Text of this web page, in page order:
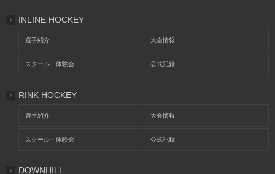
INLINE HOCKEY
選手紹介 大会情報
スクール・体験会 公式記録
RINK HOCKEY
選手紹介 大会情報
スクール・体験会 公式記録
DOWNHILL